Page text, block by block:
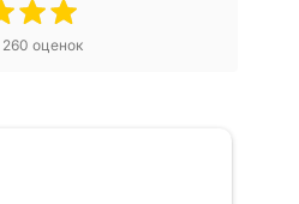
260 оценок